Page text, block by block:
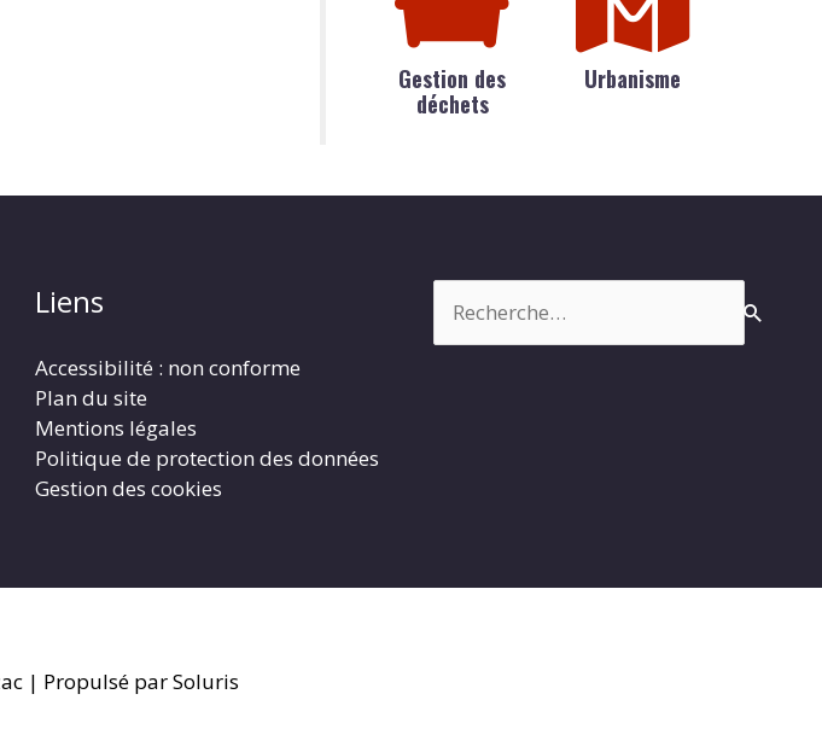
Gestion des
déchets
Urbanisme
Liens
Accessibilité : non conforme
Plan du site
Mentions légales
Politique de protection des données
Gestion des cookies
| Propulsé par Soluris